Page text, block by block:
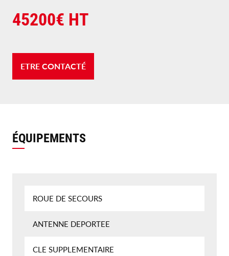
45200€ HT
ETRE CONTACTÉ
ÉQUIPEMENTS
ROUE DE SECOURS
ANTENNE DEPORTEE
CLE SUPPLEMENTAIRE